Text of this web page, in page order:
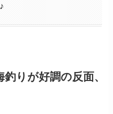
りが好調の反面、